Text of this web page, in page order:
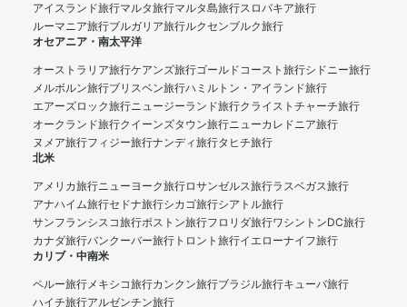
アイスランド旅行マルタ旅行マルタ島旅行スロバキア旅行
ルーマニア旅行ブルガリア旅行ルクセンブルク旅行
オセアニア・南太平洋
オーストラリア旅行ケアンズ旅行ゴールドコースト旅行シドニー旅行
メルボルン旅行ブリスベン旅行ハミルトン・アイランド旅行
エアーズロック旅行ニュージーランド旅行クライストチャーチ旅行
オークランド旅行クイーンズタウン旅行ニューカレドニア旅行
ヌメア旅行フィジー旅行ナンディ旅行タヒチ旅行
北米
アメリカ旅行ニューヨーク旅行ロサンゼルス旅行ラスベガス旅行
アナハイム旅行セドナ旅行シカゴ旅行シアトル旅行
サンフランシスコ旅行ボストン旅行フロリダ旅行ワシントンDC旅行
カナダ旅行バンクーバー旅行 トロント旅行イエローナイフ旅行
カリブ・中南米
ペルー旅行メキシコ旅行カンクン旅行ブラジル旅行キューバ旅行
ハイチ旅行アルゼンチン旅行